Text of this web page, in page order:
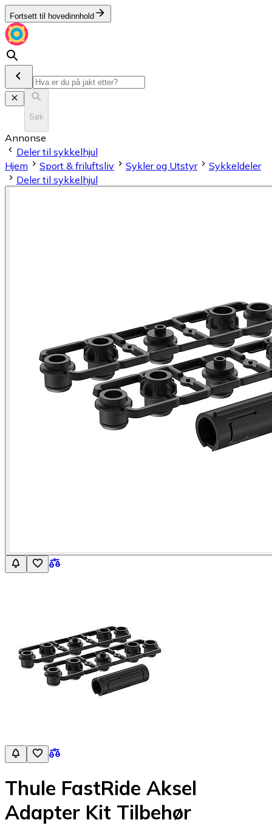
Fortsett til hovedinnhold
Søk
Annonse
Deler til sykkelhjul
Hjem
Sport & friluftsliv Sykler og Utstyr
Sykkeldeler
Deler til sykkelhjul
Thule FastRide Aksel
Adapter Kit Tilbehør